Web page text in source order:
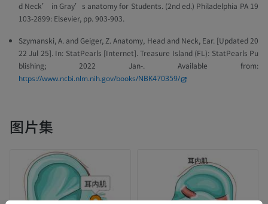
d Neck’ in Gray’s anatomy for Students. (2nd ed.) Philadelphia PA 19
103-2899: Elsevier, pp. 903-903.
Szymanski, A. and Geiger, Z. Anatomy, Head and Neck, Ear. [Updated 20
22 Jul 25]. In: StatPearls [Internet]. Treasure Island (FL): StatPearls Pu
blishing; 2022 Jan-. Available from:
https://www.ncbi.nlm.nih.gov/books/NBK470359/
图片集